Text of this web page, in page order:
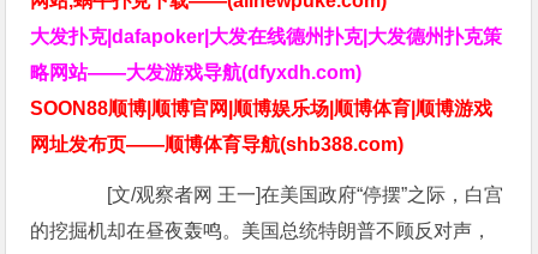
大发扑克|dafapoker|大发在线德州扑克|大发德州扑克策
略网站——大发游戏导航(dfyxdh.com)
SOON88顺博|顺博官网|顺博娱乐场|顺博体育|顺博游戏
网址发布页——顺博体育导航(shb388.com)
[文/观察者网 王一]在美国政府“停摆”之际，白宫
的挖掘机却在昼夜轰鸣。美国总统特朗普不顾反对声，